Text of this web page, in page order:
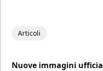
Articoli
Nuove immagini